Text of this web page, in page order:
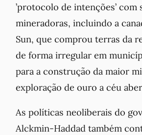
’protocolo de intenções’ com
mineradoras, incluindo a
Sun, que comprou terras da
de forma irregular em
para a construção da maior
exploração de ouro a céu
As políticas neoliberais do
Alckmin-Haddad também